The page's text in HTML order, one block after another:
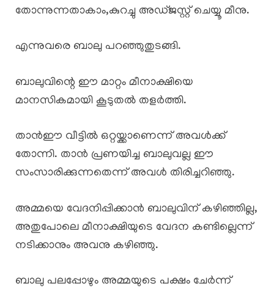
തോന്നുന്നതാകാം,കുറച്ചു അഡ്ജസ്റ്റ് ചെയ്യൂ മീനു.
എന്നുവരെ ബാലു പറഞ്ഞുതുടങ്ങി.
ബാലുവിന്റെ ഈ മാറ്റം മീനാക്ഷിയെ
മാനസികമായി കൂടുതൽ തളർത്തി.
താൻഈ വീട്ടിൽ ഒറ്റയ്ക്കാണെന്ന് അവൾക്ക്
തോന്നി. താൻ പ്രണയിച്ച ബാലുവല്ല ഈ
സംസാരിക്കുന്നതെന്ന് അവൾ തിരിച്ചറിഞ്ഞു.
അമ്മയെ വേദനിപ്പിക്കാൻ ബാലുവിന് കഴിഞ്ഞില്ല,
അതുപോലെ മീനാക്ഷിയുടെ വേദന കണ്ടില്ലെന്ന്
നടിക്കാനും അവനു കഴിഞ്ഞു.
ബാലു പലപ്പോഴും അമ്മയുടെ പക്ഷം ചേർന്ന്